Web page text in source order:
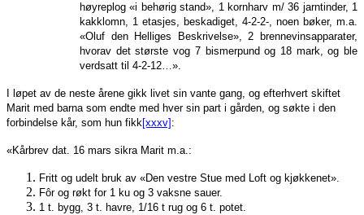
høyreplog «i behørig stand», 1 kornharv m/ 36 jarntinder, 1
kakklomn, 1 etasjes, beskadiget, 4-2-2-, noen bøker, m.a.
«Oluf den Helliges Beskrivelse», 2 brennevinsapparater,
hvorav det største vog 7 bismerpund og 18 mark, og ble
verdsatt til 4-2-12…».
I løpet av de neste årene gikk livet sin vante gang, og efterhvert skiftet
Marit med barna som endte med hver sin part i gården, og søkte i den
forbindelse kår, som hun fikk[xxxv] :
«Kårbrev dat. 16 mars sikra Marit m.a.:
Fritt og udelt bruk av «Den vestre Stue med Loft og kjøkkenet».
Fôr og røkt for 1 ku og 3 vaksne sauer.
1 t. bygg, 3 t. havre, 1/16 t rug og 6 t. potet.